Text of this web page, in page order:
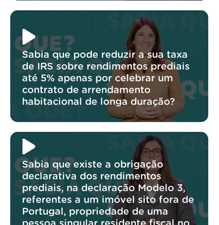
Sabia que pode reduzir a sua taxa
de IRS sobre rendimentos prediais
até 5% apenas por celebrar um
contrato de arrendamento
habitacional de longa duração?
Sabia que existe a obrigação
declarativa dos rendimentos
prediais, na declaração Modelo 3,
referentes a um imóvel sito fora de
Portugal, propriedade de uma